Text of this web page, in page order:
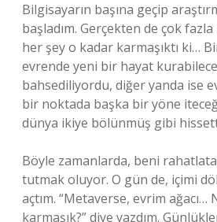
Bilgisayarın başına geçip
başladım. Gerçekten de çok
her şey o kadar karmaşıktı ki…
evrende yeni bir hayat
bahsediliyordu, diğer yanda ise
bir noktada başka bir yöne
dünya ikiye bölünmüş gibi
Böyle zamanlarda, beni
tutmak oluyor. O gün de, içimi
açtım. “Metaverse, evrim
karmaşık?” diye yazdım.